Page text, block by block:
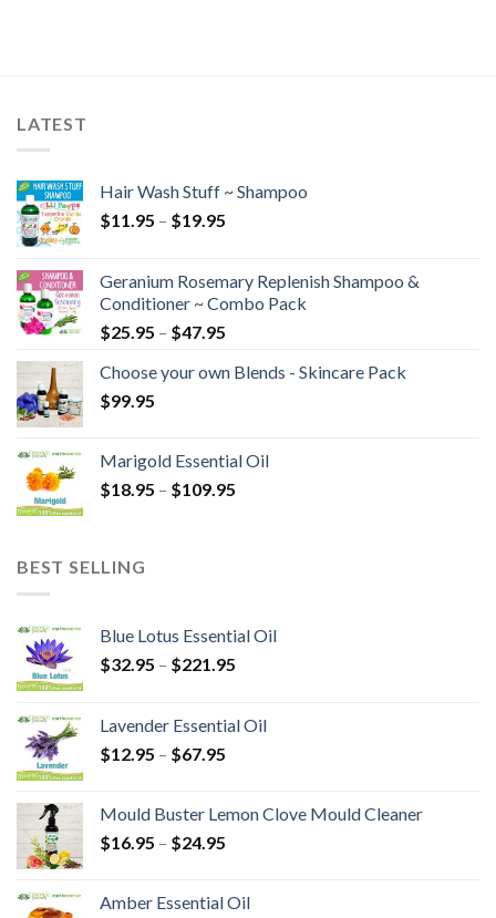
LATEST
Hair Wash Stuff ~ Shampoo
$11.95 – $19.95
Geranium Rosemary Replenish Shampoo &
Conditioner ~ Combo Pack
$25.95 – $47.95
Choose your own Blends - Skincare Pack
$99.95
Marigold Essential Oil
$18.95 – $109.95
BEST SELLING
Blue Lotus Essential Oil
$32.95 – $221.95
Lavender Essential Oil
$12.95 – $67.95
Mould Buster Lemon Clove Mould Cleaner
$16.95 – $24.95
Amber Essential Oil